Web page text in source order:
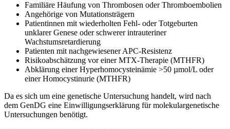
Familiäre Häufung von Thrombosen oder Thromboembolien
Angehörige von Mutationsträgern
Patientinnen mit wiederholten Fehl- oder Totgeburten
unklarer Genese oder schwerer intrauteriner
Wachstumsretardierung
Patienten mit nachgewiesener APC-Resistenz
Risikoabschätzung vor einer MTX-Therapie (MTHFR)
Abklärung einer Hyperhomocysteinämie >50 µmol/L oder
einer Homocystinurie (MTHFR)
Da es sich um eine genetische Untersuchung handelt, wird nach
dem GenDG eine Einwilligungserklärung für molekulargenetische
Untersuchungen benötigt.